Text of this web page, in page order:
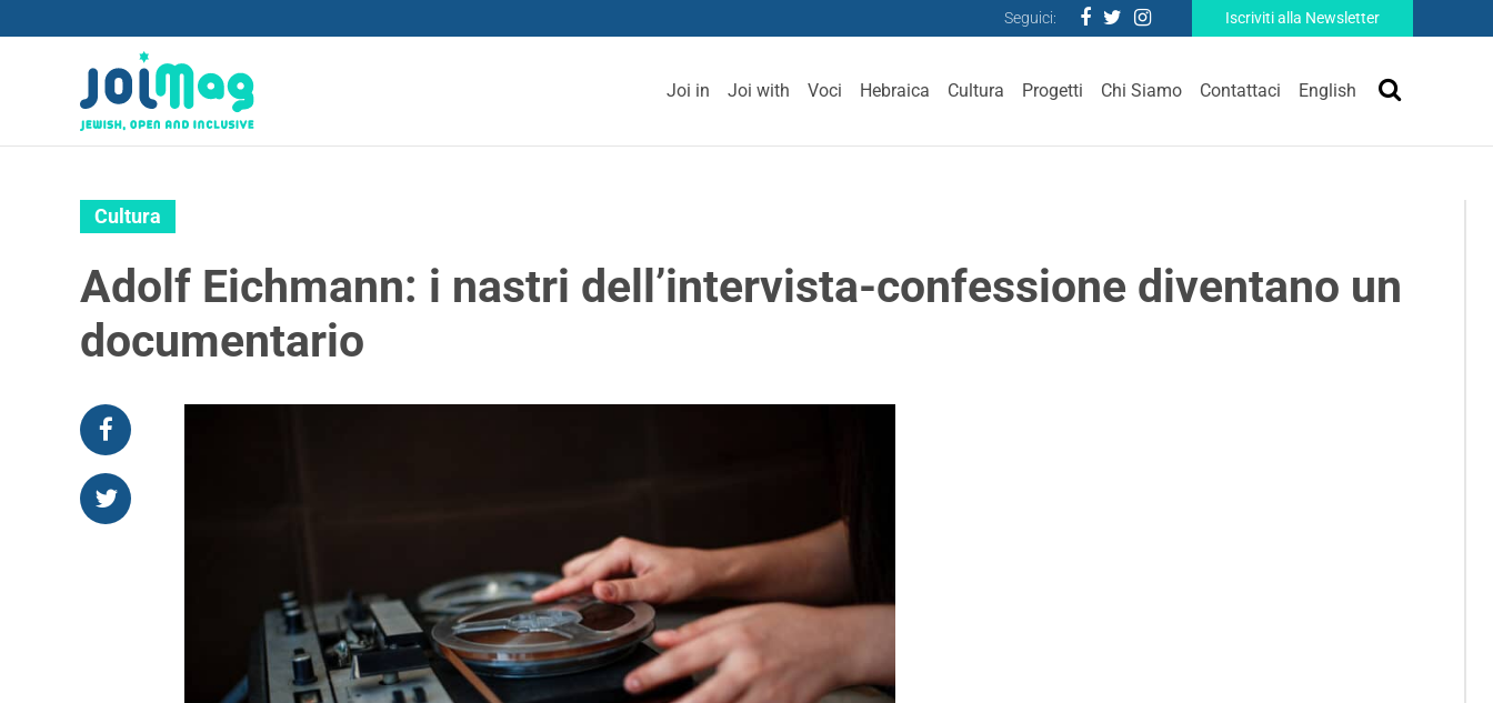
Seguici: Iscriviti alla Newsletter
Joi in Joi with Voci Hebraica Cultura Progetti Chi Siamo Contattaci English
Cultura
Adolf Eichmann: i nastri dell’intervista-confessione diventano un
documentario